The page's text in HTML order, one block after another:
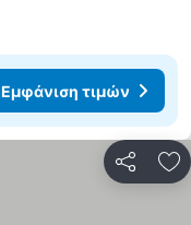
Εμφάνιση τιμών